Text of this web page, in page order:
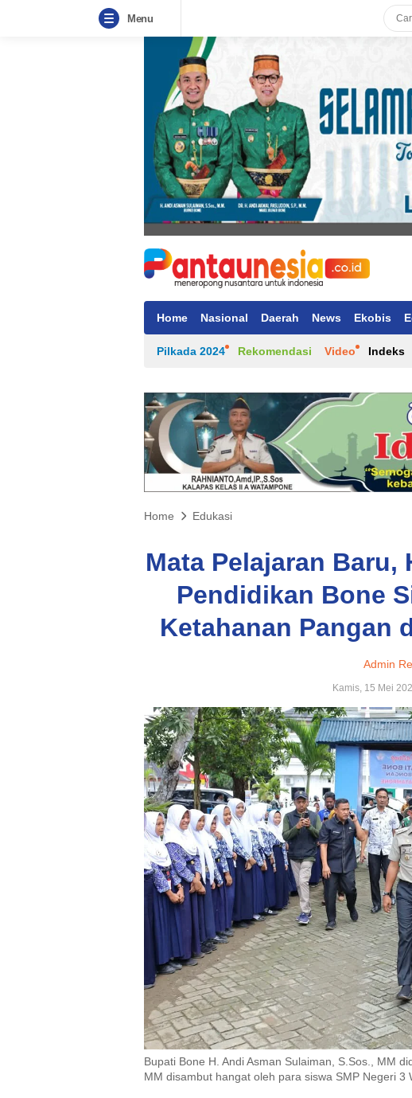
Menu
Home Nasional Daerah News Ekobis
Pilkada 2024 Rekomendasi Video Indeks
Home Edukasi
Mata Pelajaran Baru,
Pendidikan Bone
Ketahanan Pangan
Admin
Kamis, 15 Mei
Bupati Bone H. Andi Asman Sulaiman, S.Sos., MM
MM disambut hangat oleh para siswa SMP Negeri 3